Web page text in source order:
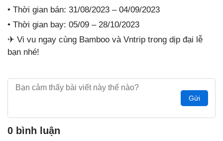
• Thời gian bán: 31/08/2023 – 04/09/2023
• Thời gian bay: 05/09 – 28/10/2023
✈️ Vi vu ngay cùng Bamboo và Vntrip trong dịp đại lễ
bạn nhé!
Gửi
0 bình luận